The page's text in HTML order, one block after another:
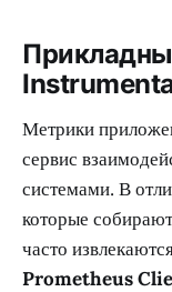
Метрики
сервис
системами. В
которые
часто
Prometheus